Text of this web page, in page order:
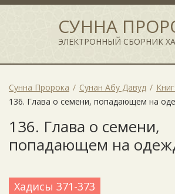
СУННА
ЭЛЕКТРОННЫЙ СБОРНИК
Сунна Пророка Сунан Абу Давуд
136. Глава о семени, попадающем на
136. Глава о семени,
попадающем на
Хадисы 371-373